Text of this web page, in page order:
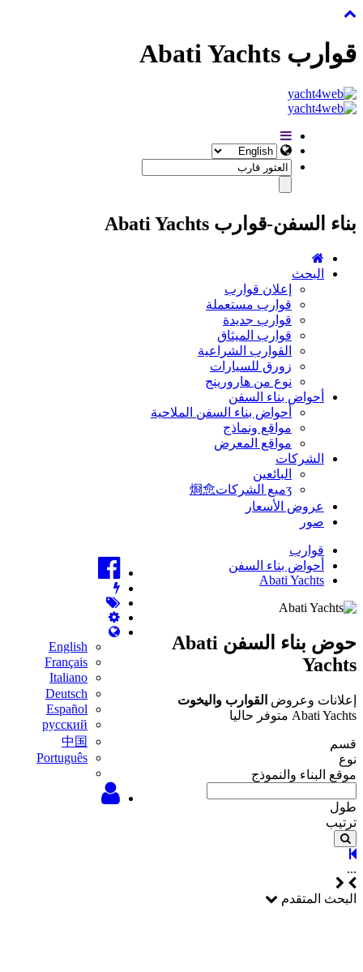
قوارب Abati Yachts
بناء السفن-قوارب Abati Yachts
البحث
إعلان قوارب
قوارب مستعملة
قوارب جديدة
قوارب الميثاق
القوارب الشراعية
زورق للسيارات
نوع من هارورينج
أحواض بناء السفن
أحواض بناء السفن الملاحية
مواقع ونماذج
مواقع المعرض
الشركات
البائعين
ʒميع الشركات烱㥐
عروض الأسعار
صور
English
Français
Italiano
Deutsch
Español
русский
中国
Português
قوارب
أحواض بناء السفن
Abati Yachts
حوض بناء السفن Abati
Yachts
إعلانات وعروض القوارب واليخوت
Abati Yachts متوفر حاليا
قسم
نوع
موقع البناء والنموذج
طول
ترتيب
...
البحث المتقدم